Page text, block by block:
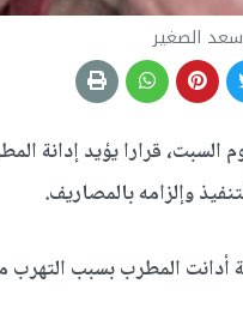
سعد الصغير
قرارا يؤيد إدانة
وإلزامه بالمصاريف.